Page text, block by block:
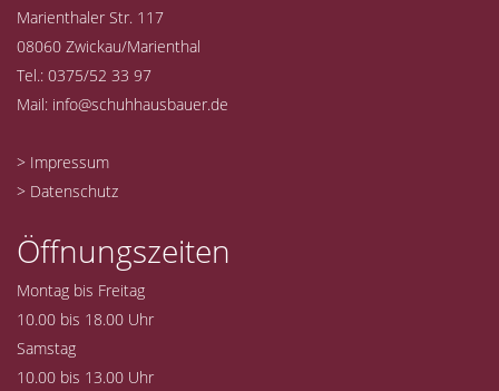
Marienthaler Str. 117
08060 Zwickau/Marienthal
Tel.: 0375/52 33 97
Mail: info@schuhhausbauer.de
> Impressum
> Datenschutz
Öffnungszeiten
Montag bis Freitag
10.00 bis 18.00 Uhr
Samstag
10.00 bis 13.00 Uhr